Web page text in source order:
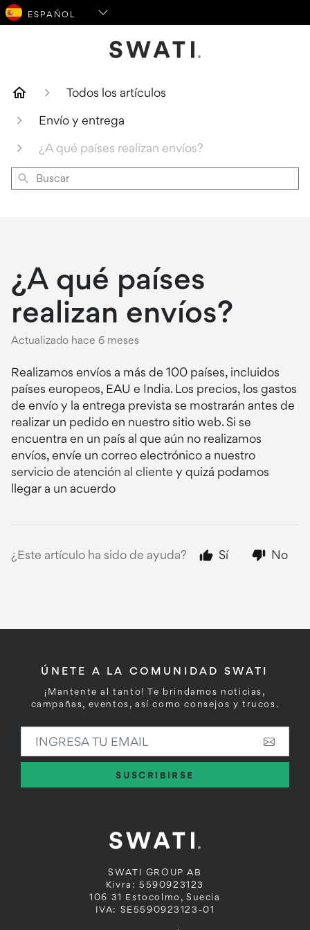
Todos los artículos
Envío y entrega
¿A qué países realizan envíos?
Buscar
¿A qué países
realizan envíos?
Actualizado hace 6 meses
Realizamos envíos a más de 100 países, incluidos
países europeos, EAU e India. Los precios, los gastos
de envío y la entrega prevista se mostrarán antes de
realizar un pedido en nuestro sitio web. Si se
encuentra en un país al que aún no realizamos
envíos, envíe un correo electrónico a nuestro
servicio de atención al cliente y quizá podamos
llegar a un acuerdo
¿Este artículo ha sido de ayuda? Sí No
SWATI GROUP AB
Kivra: 5590923123
106 31 Estocolmo, Suecia
IVA: SE5590923123-01
ÚNETE A LA COMUNIDAD SWATI
¡Mantente al tanto! Te brindamos noticias,
campañas, eventos, así como consejos y trucos.
SUSCRIBIRSE